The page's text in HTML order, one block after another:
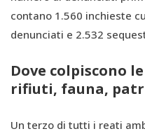
contano 1.560 inchieste
denunciati e 2.532
Dove colpiscono
rifiuti, fauna,
Un terzo di tutti i reati